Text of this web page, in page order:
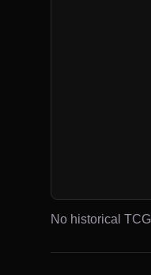
No historical